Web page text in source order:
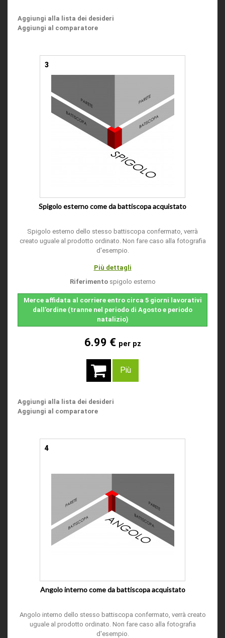
Aggiungi alla lista dei desideri
Aggiungi al comparatore
3
Spigolo esterno come da battiscopa acquistato
Spigolo esterno dello stesso battiscopa confermato, verrà
creato uguale al prodotto ordinato. Non fare caso alla fotografia
d'esempio.
Più dettagli
Riferimento spigolo esterno
Merce affidata al corriere entro circa 5 giorni lavorativi
dall'ordine (tranne nel periodo di Agosto e periodo
natalizio)
6.99 € per pz
Più
Aggiungi alla lista dei desideri
Aggiungi al comparatore
4
Angolo interno come da battiscopa acquistato
Angolo interno dello stesso battiscopa confermato, verrà creato
uguale al prodotto ordinato. Non fare caso alla fotografia
d'esempio.